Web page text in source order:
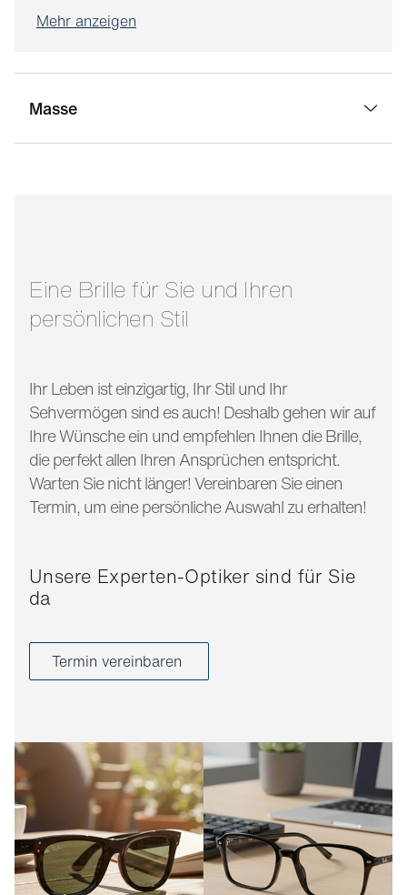
Mehr anzeigen
Masse
Eine Brille für Sie und Ihren
persönlichen Stil
Ihr Leben ist einzigartig, Ihr Stil und Ihr
Sehvermögen sind es auch! Deshalb gehen wir auf
Ihre Wünsche ein und empfehlen Ihnen die Brille,
die perfekt allen Ihren Ansprüchen entspricht.
Warten Sie nicht länger! Vereinbaren Sie einen
Termin, um eine persönliche Auswahl zu erhalten!
Unsere Experten-Optiker sind für Sie
da
Termin vereinbaren